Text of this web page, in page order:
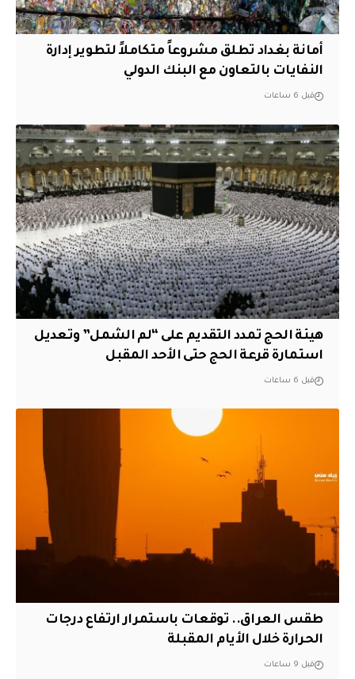
أمانة بغداد تطلق مشروعاً متكاملاً لتطوير إدارة
النفايات بالتعاون مع البنك الدولي
قبل 6 ساعات
هيئة الحج تمدد التقديم على “لم الشمل” وتعديل
استمارة قرعة الحج حتى الأحد المقبل
قبل 6 ساعات
طقس العراق.. توقعات باستمرار ارتفاع درجات
الحرارة خلال الأيام المقبلة
قبل 9 ساعات